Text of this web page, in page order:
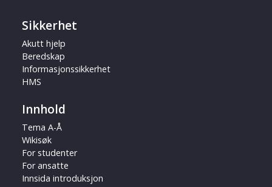
Sikkerhet
Akutt hjelp
Beredskap
Informasjonssikkerhet
HMS
Innhold
Tema A-Å
Wikisøk
For studenter
For ansatte
Innsida introduksjon